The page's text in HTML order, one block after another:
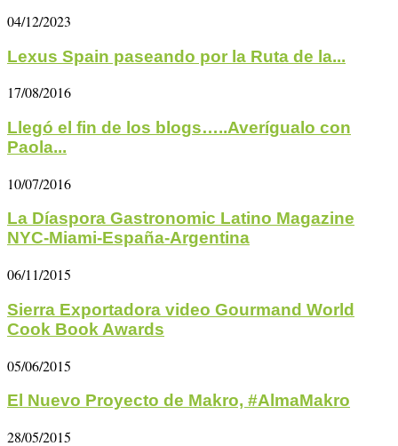
04/12/2023
Lexus Spain paseando por la Ruta de la...
17/08/2016
Llegó el fin de los blogs…..Averígualo con
Paola...
10/07/2016
La Díaspora Gastronomic Latino Magazine
NYC-Miami-España-Argentina
06/11/2015
Sierra Exportadora video Gourmand World
Cook Book Awards
05/06/2015
El Nuevo Proyecto de Makro, #AlmaMakro
28/05/2015